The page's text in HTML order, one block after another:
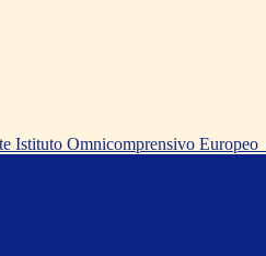
Istituto Omnicomprensivo Europeo